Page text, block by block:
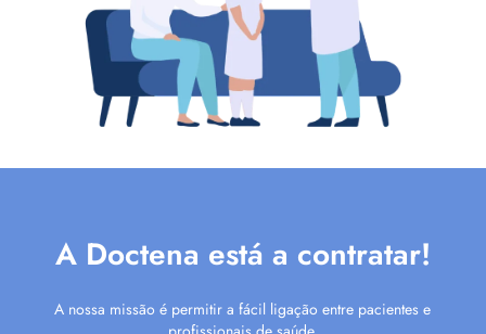
A Doctena está a contratar!
A nossa missão é permitir a fácil ligação entre pacientes e